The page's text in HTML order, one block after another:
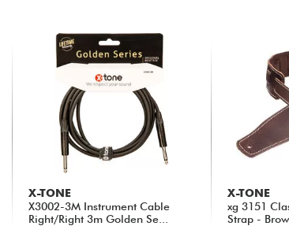
X-TONE
X3002-3M Instrument Cable
Right/Right 3m Golden Se...
X-TONE
xg 3151
Strap -